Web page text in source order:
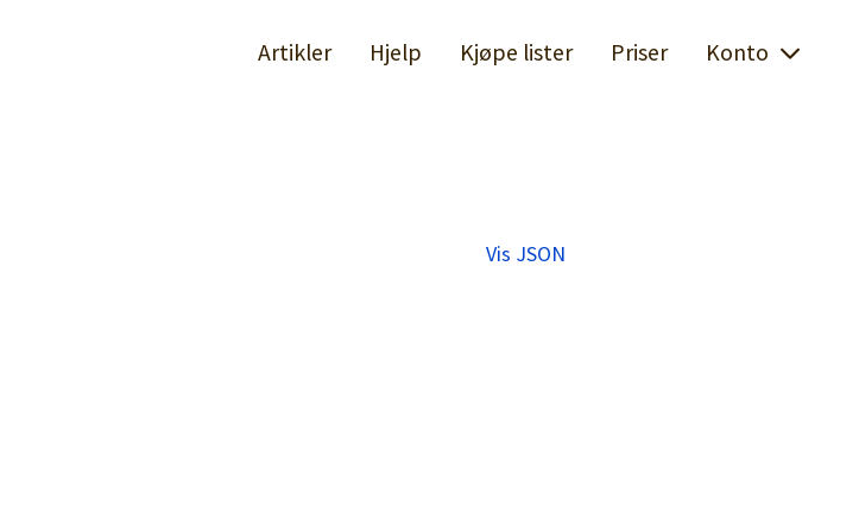
Artikler Hjelp Kjøpe lister Priser Konto
Vis JSON